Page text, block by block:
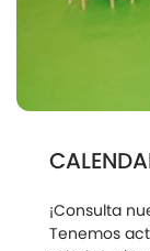
¡Consulta
Tenemos